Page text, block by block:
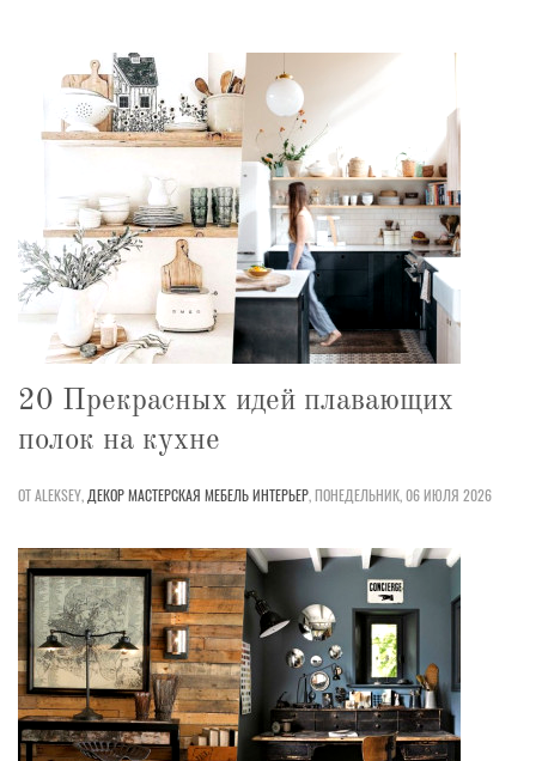
20 Прекрасных идей плавающих
полок на кухне
ОТ ALEKSEY, ДЕКОРМАСТЕРСКАЯ МЕБЕЛЬИНТЕРЬЕР,ПОНЕДЕЛЬНИК, 06 ИЮЛЯ 2026